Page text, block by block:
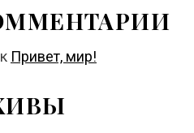
к Привет, мир!